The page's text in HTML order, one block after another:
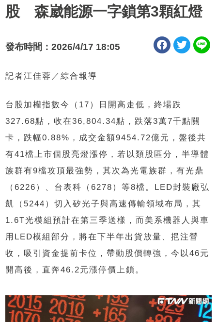
股 森崴能源一字鎖第3顆紅燈
發布時間：2026/4/17 18:05
記者江佳蓉／綜合報導
台股加權指數今（17）日開高走低，終場跌
327.68點，收在36,804.34點，跌落3萬7千點關
卡，跌幅0.88%，成交金額9454.72億元，盤後共
有41檔上市個股亮燈漲停，若以類股區分，半導體
族群有9檔攻頂最強勢，其次為光電族群，有光鼎
（6226）、台表科（6278）等8檔。LED封裝廠弘
凱（5244）切入矽光子與高速傳輸領域布局，其
1.6T光模組預計在第三季送樣，而美系機器人與車
用LED模組部分，將在下半年出貨放量、挹注營
收，吸引資金提前卡位，帶動股價轉強，今以46元
開高後，直奔46.2元漲停價上鎖。